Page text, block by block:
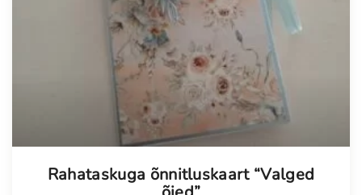
Rahataskuga õnnitluskaart “Valged